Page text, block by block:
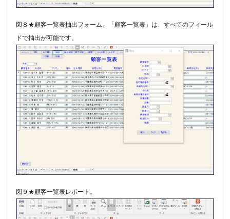
図８★顧客一覧表抽出フォーム。​「顧客一覧表」は、すべてのフィール
ドで抽出が可能です。
図９★顧客一覧表レポート。